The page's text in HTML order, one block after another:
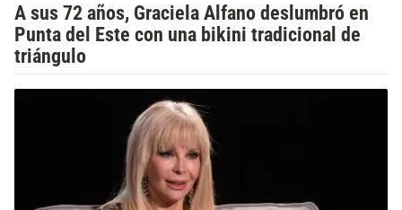
A sus 72 años, Graciela Alfano deslumbró en
Punta del Este con una bikini tradicional de
triángulo